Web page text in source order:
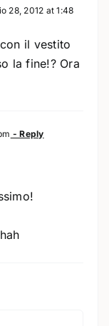
28, 2012 at 1:48
il vestito
la fine!? Ora
- Reply